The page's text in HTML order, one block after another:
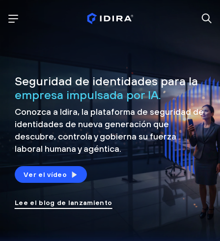
Seguridad de identidades para la
empresa impulsada por IA.
Conozca a Idira, la plataforma de seguridad de
identidades de nueva generación que
descubre, controla ygobierna su fuerza
laboral humana y agéntica.
Ver el vídeo
Lee el blog de lanzamiento